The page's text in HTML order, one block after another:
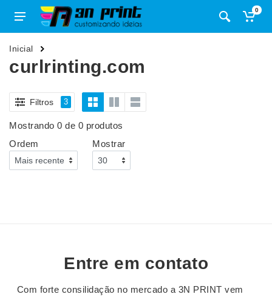
0
Inicial
curlrinting.com
Filtros 3
Mostrando 0 de 0 produtos
Ordem
Mostrar
Entre em contato
Com forte consilidação no mercado a 3N PRINT vem